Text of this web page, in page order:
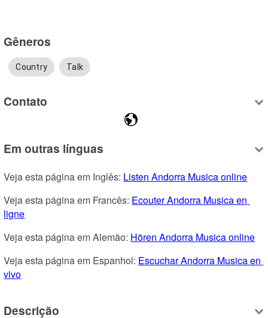
Gêneros
Country Talk
Contato
Em outras línguas
Veja esta página em Inglês: Listen Andorra Musica online
Veja esta página em Francês: Ecouter Andorra Musica en
ligne
Veja esta página em Alemão: Hören Andorra Musica online
Veja esta página em Espanhol: Escuchar Andorra Musica en
vivo
Descrição